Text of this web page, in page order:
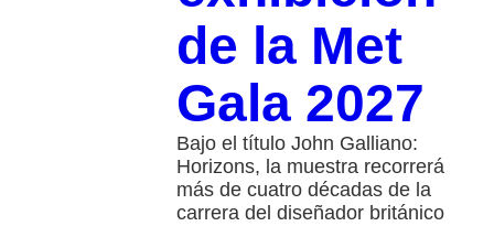
de la Met
Gala 2027
Bajo el título John Galliano:
Horizons, la muestra recorrerá
más de cuatro décadas de la
carrera del diseñador británico